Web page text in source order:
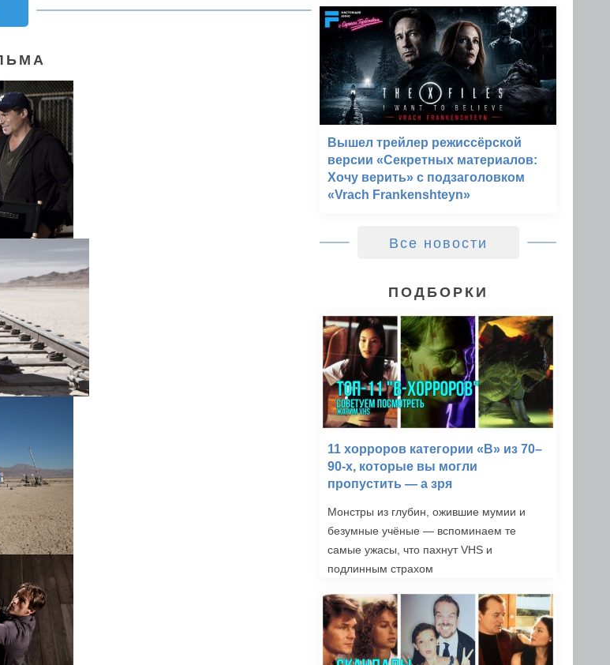
Вышел трейлер режиссёрской
версии «Секретных материалов:
Хочу верить» с подзаголовком
«Vrach Frankenshteyn»
Все новости
ПОДБОРКИ
11 хорроров категории «B» из 70–
90-х, которые вы могли
пропустить — а зря
Монстры из глубин, ожившие мумии и
безумные учёные — вспоминаем те
самые ужасы, что пахнут VHS и
подлинным страхом